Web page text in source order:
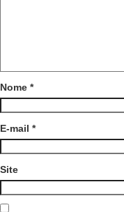
Nome *
E-mail *
Site